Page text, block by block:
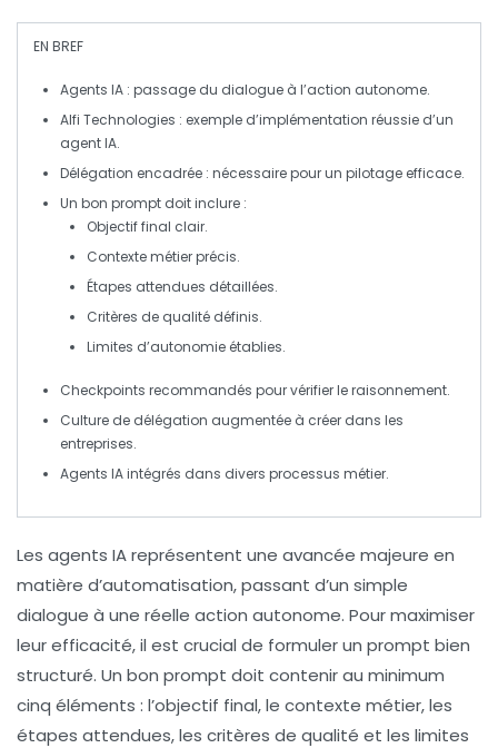
EN BREF
Agents IA : passage du dialogue à l’action autonome.
Alfi Technologies : exemple d’implémentation réussie d’un
agent IA.
Délégation encadrée : nécessaire pour un pilotage efficace.
Un bon prompt doit inclure :
Objectiffinal clair.
Contexte métierprécis.
Étapes attendues détaillées.
Critères de qualité définis.
Limites d’autonomie établies.
Checkpoints recommandés pour vérifier le raisonnement.
Culture de délégation augmentée à créer dans les
entreprises.
Agents IA intégrés dans divers processus métier.
Les agents IAreprésentent une avancée majeure en
matière d’automatisation, passant d’un simple
dialogue à une réelle action autonome. Pour maximiser
leur efficacité, il est crucial de formuler un prompt bien
structuré. Un bon prompt doit contenir au minimum
cinq éléments : l’objectif final, le contexte métier, les
étapes attendues, les critères de qualité et les limites